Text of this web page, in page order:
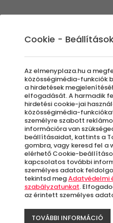
Fotózás
átalakítással
Napjainkban kincset
fényképek. Egy profi
kizárólag digitális
alkalom hangulata és
események úgy válnak
nézegetjük őket.
izgalmas fotózás
elkészült képek és
kikerülhessenek a
varázsát az
élményfotózásainkat!
Cookie -
Az elmenyplaza.hu a
közösségimédia-funkciók
a hirdetések
elfogadását. A harmadik
hirdetési cookie-jai
közösségimédia-
személyre szabott
információra van
beállításaidat, kattints a
gombra, vagy keresd fel a
elérhető Cookie-
kapcsolatos további
személyes adatok
tekintsd megAdatvédelmi
szabályzatunkat.
az érintett személyes
TOVÁBBI INFORMÁCIÓ